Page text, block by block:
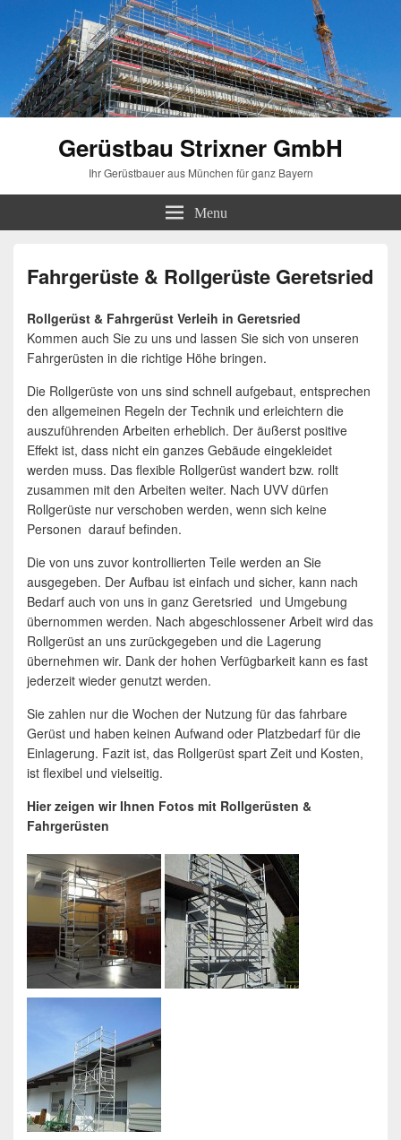
Gerüstbau Strixner GmbH
Ihr Gerüstbauer aus München für ganz Bayern
Menu
Fahrgerüste & Rollgerüste Geretsried
Rollgerüst & Fahrgerüst Verleih in Geretsried
Kommen auch Sie zu uns und lassen Sie sich von unseren
Fahrgerüsten in die richtige Höhe bringen.
Die Rollgerüste von uns sind schnell aufgebaut, entsprechen
den allgemeinen Regeln der Technik und erleichtern die
auszuführenden Arbeiten erheblich. Der äußerst positive
Effekt ist, dass nicht ein ganzes Gebäude eingekleidet
werden muss. Das flexible Rollgerüst wandert bzw. rollt
zusammen mit den Arbeiten weiter. Nach UVV dürfen
Rollgerüste nur verschoben werden, wenn sich keine
Personen darauf befinden.
Die von uns zuvor kontrollierten Teile werden an Sie
ausgegeben. Der Aufbau ist einfach und sicher, kann nach
Bedarf auch von uns in ganz Geretsried und Umgebung
übernommen werden. Nach abgeschlossener Arbeit wird das
Rollgerüst an uns zurückgegeben und die Lagerung
übernehmen wir. Dank der hohen Verfügbarkeit kann es fast
jederzeit wieder genutzt werden.
Sie zahlen nur die Wochen der Nutzung für das fahrbare
Gerüst und haben keinen Aufwand oder Platzbedarf für die
Einlagerung. Fazit ist, das Rollgerüst spart Zeit und Kosten,
ist flexibel und vielseitig.
Hier zeigen wir Ihnen Fotos mit Rollgerüsten &
Fahrgerüsten